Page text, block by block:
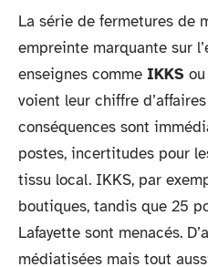
La série de fermetures de
empreinte marquante sur
enseignes comme IKKS
voient leur chiffre d’affaires
conséquences sont
postes, incertitudes pour
tissu local. IKKS, par
boutiques, tandis que 25
Lafayette sont menacés.
médiatisées mais tout